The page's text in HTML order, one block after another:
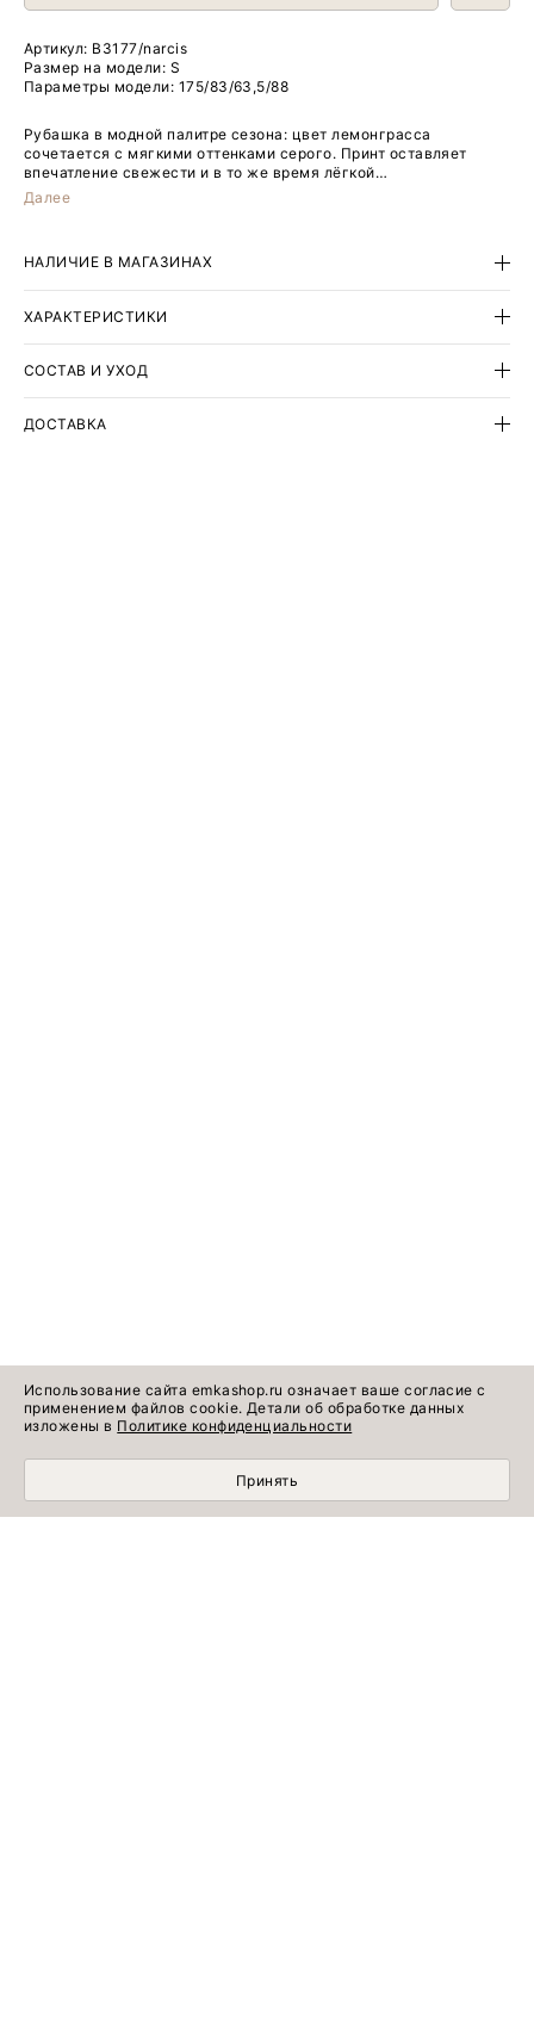
Артикул: B3177/narcis
Размер на модели: S
Параметры модели: 175/83/63,5/88
Рубашка в модной палитре сезона: цвет лемонграсса
сочетается с мягкими оттенками серого. Принт оставляет
впечатление свежести и в то же время лёгкой
ностальгичности. Абстрактно-цветочные мотивы звучат
актуально. Спущенная линия плеча делает стиль образов
праздничных, так и для повседневных образов. Сочетается с
любым базовым низом. Сделана из приятной к телу вискозы.
Далее
НАЛИЧИЕ В МАГАЗИНАХ
ХАРАКТЕРИСТИКИ
СОСТАВ И УХОД
ДОСТАВКА
Использование сайта emkashop.ru означает ваше согласие с
применением файлов cookie. Детали об обработке данных
изложены в Политике конфиденциальности
Принять